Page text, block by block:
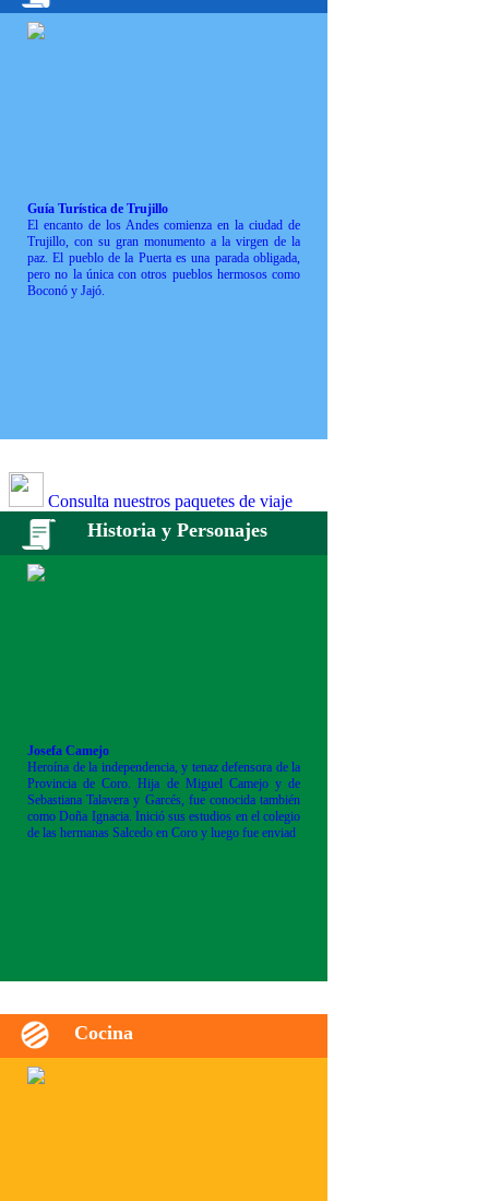
Guía Turística de Trujillo
El encanto de los Andes comienza en la ciudad de
Trujillo, con su gran monumento a la virgen de la
paz. El pueblo de la Puerta es una parada obligada,
pero no la única con otros pueblos hermosos como
Boconó y Jajó.
Consulta nuestros paquetes de viaje
Historia y Personajes
Josefa Camejo
Heroína de la independencia, y tenaz defensora de la
Provincia de Coro. Hija de Miguel Camejo y de
Sebastiana Talavera y Garcés, fue conocida también
como Doña Ignacia. Inició sus estudios en el colegio
de las hermanas Salcedo en Coro y luego fue enviad
Cocina